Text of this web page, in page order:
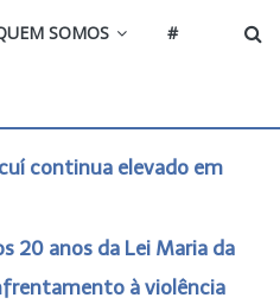
SOMOS #
continua elevado em
20 anos da Lei Maria da
à violência